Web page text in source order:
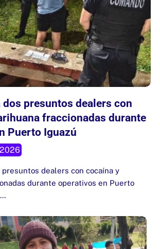
dos presuntos dealers con
fraccionadas durante
Puerto Iguazú
presuntos dealers con cocaína y
durante operativos en Puerto